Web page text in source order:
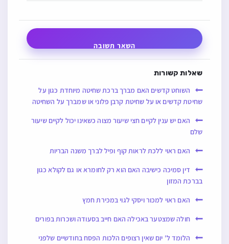
השאר תשובה
שאלות קשורות
השוחט קדשים האם מברך ברכת שחיטה מיוחדת כגון על
שחיטת קדשים או על שחיטת קרבן פלוני או שמברך על השחיטה
האם יש ענין לקיים חצי שיעור מצוה כשאינו יכול לקיים שיעור
שלם
האם ראוי ללכת לראות קוף ופיל לברך משנה הבריות
דין סמיכה כישיבה האם הוא רק לחומרא או גם לקולא כגון
בברכת המזון
האם ראוי למכור ויסקי לגוי במכירת חמץ
חולה שמצטער באכילה האם חייב בסעודה ושכרות בפורים
הלומד ל' יום שאין רצופים הלכות הפסח בחודשיים שלפני